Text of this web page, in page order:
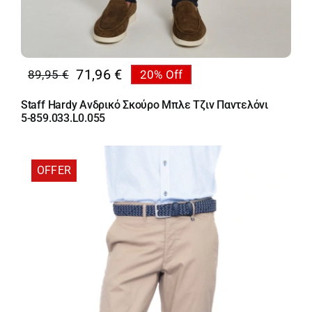
89,95€
Original
price
was:
71,96 €
Η
τρέχουσα
τιμή
20% Off
Staff Hardy Ανδρικό Σκούρο Μπλε Τζιν Παντελόνι
5-859.033.L0.055
OFFER